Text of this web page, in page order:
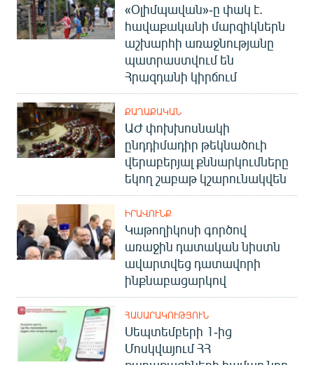
«Օլիմպավան»-ը փակ է.
հավաքականի մարզիկներն
աշխարհի առաջնությանը
պատրաստվում են
Հրազդանի կիրճում
ՔԱՂԱՔԱԿԱՆ
ԱԺ փոխխոսնակի
ընդդիմադիր թեկնածուի
վերաբերյալ քննարկումները
եկող շաբաթ կշարունակվեն
ԻՐԱՎՈՒՆՔ
Կաթողիկոսի գործով
առաջին դատական նիստն
ավարտվեց դատավորի
ինքնաբացարկով
ՀԱՍԱՐԱԿՈՒԹՅՈՒՆ
Սեպտեմբերի 1-ից
Մոսկվայում ՀՀ